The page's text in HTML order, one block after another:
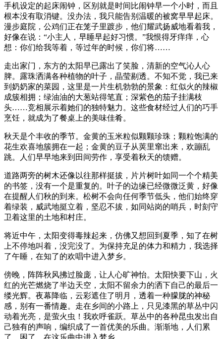
手机设定的起床闹钟，区别就是时间比闹钟早一个小时，而且
根本没有取消键。没办法，我只能告别温暖的被窝早早起床。
漫步庭院，公鸡们正在笼子里踱步，他们耀武扬威地看着我，
好像在说：“小主人，早睡早起好习惯。”我恨得牙痒痒，心
想：你们给我等着，等过年的时候，你们将……
走出家门，东方的太阳早已露出了笑脸，清新的空气沁人心
脾。露珠洒满各种植物的叶子，晶莹剔透。不知不觉，我已来
到奶奶家的菜园，这里是一片生机勃勃的景象：红似火的辣椒
成簇相拥；绿油油的大葱站得笔直；深紫色的茄子挂满枝
头……竞相展示着她们的独特魅力。这些食材经过人们的巧手
烹饪，就成为了餐桌上的美味佳肴。
秋天是个丰收的季节。金黄的玉米粒似颗颗珍珠；颗粒饱满的
花生欢喜地簇拥在一起；金黄的豆子从荚里窜出来，欢蹦乱
跳。人们早早地来到田间劳作，享受着秋天的馈赠。
道路两旁的树木还像以往那样挺拔，片片树叶如同一个个精美
的书签，没有一个是重复的。叶子的边缘已经微微泛黄，好像
在提醒人们秋的到来。松树不会向任何季节低头，他们始终穿
着绿装，威武地挺立着，坚忍不拔，如同站岗的哨兵，时刻守
卫着这里的土地和村庄。
将近中午，太阳变得毒辣起来，仿佛又想回到夏季，知了在树
上不停地叫着，没完没了。为保持充足的体力和精力，我选择
了午睡，在知了的欢唱中进入梦乡。
傍晚，阵阵秋风拂过脸庞，让人心旷神怡。太阳快要下山，火
红的光芒燃烧了半边天空，太阳不留余力的洒下自己的最后一
缕光辉。夜幕降临，云彩遮住了明月，透着一种朦胧的神秘
感，别有一番情趣。走在乡间的小路上，只见漆黑的草丛中闪
动着光亮，是萤火虫！我欢呼雀跃。草丛中的各种昆虫发出自
己独有的声响，编织成了一首优美的乐曲。渐渐地，人们累
了，困了，在这乐曲中进入梦乡。